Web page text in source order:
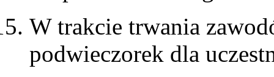
W trakcie trwania
podwieczorek dla